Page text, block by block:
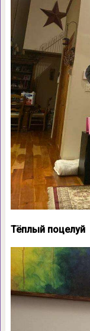
Тёплый поцелуй